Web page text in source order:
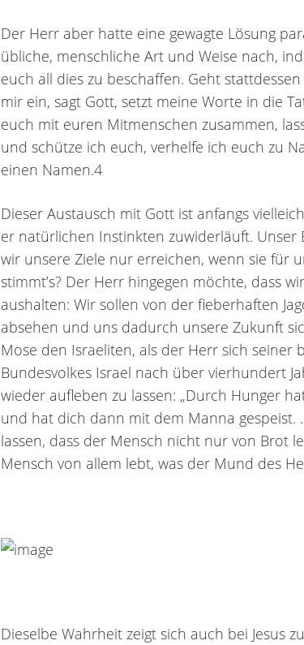
Der Herr aber hatte eine gewagte Lösung
übliche, menschliche Art und Weise nach,
euch all dies zu beschaffen. Geht
mir ein, sagt Gott, setzt meine Worte in die
euch mit euren Mitmenschen zusammen,
und schütze ich euch, verhelfe ich euch zu
einen Namen.4
Dieser Austausch mit Gott ist anfangs
er natürlichen Instinkten zuwiderläuft. Unser
wir unsere Ziele nur erreichen, wenn sie für
stimmt’s? Der Herr hingegen möchte, dass
aushalten: Wir sollen von der fieberhaften
absehen und uns dadurch unsere Zukunft
Mose den Israeliten, als der Herr sich seiner
Bundesvolkes Israel nach über vierhundert
wieder aufleben zu lassen: „Durch Hunger
und hat dich dann mit dem Manna gespeist.
lassen, dass der Mensch nicht nur von Brot
Mensch von allem lebt, was der Mund des
Dieselbe Wahrheit zeigt sich auch bei Jesus